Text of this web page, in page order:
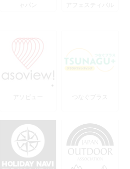
アフェスティバル
アソビュー つなぐプラス